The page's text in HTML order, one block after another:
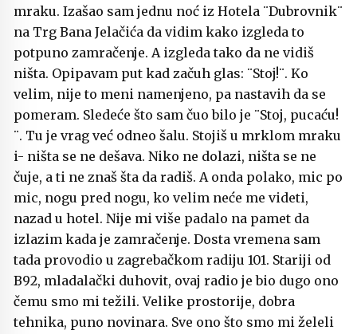
mraku. Izašao sam jednu noć iz Hotela ¨Dubrovnik¨
na Trg Bana Jelačića da vidim kako izgleda to
potpuno zamračenje. A izgleda tako da ne vidiš
ništa. Opipavam put kad začuh glas: ¨Stoj!¨. Ko
velim, nije to meni namenjeno, pa nastavih da se
pomeram. Sledeće što sam čuo bilo je ¨Stoj, pucaću!
¨. Tu je vrag već odneo šalu. Stojiš u mrklom mraku
i- ništa se ne dešava. Niko ne dolazi, ništa se ne
čuje, a ti ne znaš šta da radiš. A onda polako, mic po
mic, nogu pred nogu, ko velim neće me videti,
nazad u hotel. Nije mi više padalo na pamet da
izlazim kada je zamračenje. Dosta vremena sam
tada provodio u zagrebačkom radiju 101. Stariji od
B92, mladalački duhovit, ovaj radio je bio dugo ono
čemu smo mi težili. Velike prostorije, dobra
tehnika, puno novinara. Sve ono što smo mi želeli